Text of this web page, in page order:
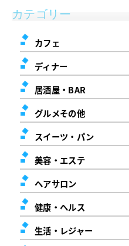
カテゴリー
カフェ
ディナー
居酒屋・BAR
グルメその他
スイーツ・パン
美容・エステ
ヘアサロン
健康・ヘルス
生活・レジャー